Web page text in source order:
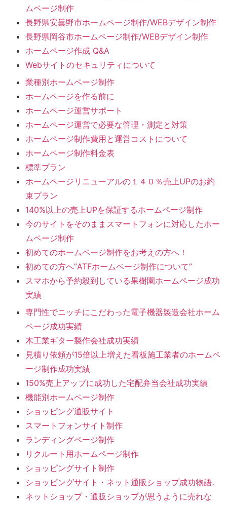
ムページ制作
長野県安曇野市ホームページ制作/WEBデザイン制作
長野県岡谷市ホームページ制作/WEBデザイン制作
ホームページ作成 Q&A
Webサイトのセキュリティについて
業種別ホームページ制作
ホームページを作る前に
ホームページ運営サポート
ホームページ運営で必要な管理・測定と対策
ホームページ制作費用と運営コストについて
ホームページ制作料金表
標準プラン
ホームページリニューアルの１４０％売上UPのお約
束プラン
140%以上の売上UPを保証するホームページ制作
今のサイトをそのままスマートフォンに対応したホー
ムページ制作
初めてのホームページ制作をお考えの方へ！
初めての方へ”ATFホームページ制作について”
スマホから予約殺到している果樹園ホームページ成功
実績
専門性でニッチにこだわった電子機器製造会社ホーム
ページ成功実績
木工業ギター製作会社成功実績
見積り依頼が15倍以上増えた看板施工業者のホームペ
ージ制作成功実績
150%売上アップに成功した宅配弁当会社成功実績
機能別ホームページ制作
ショッピング通販サイト
スマートフォンサイト制作
ランディングページ制作
リクルート用ホームページ制作
ショッピングサイト制作
ショッピングサイト・ネット通販ショップ成功物語。
ネットショップ・通販ショップが思うように売れな